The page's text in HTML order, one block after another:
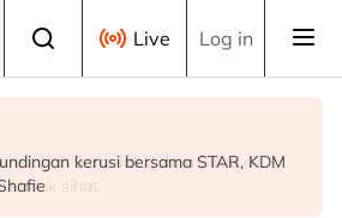
Live Log in
pada pangkal punca pokok tumbang
kerusi bersama STAR, KDM
di Sarawak, Johan Setia di
tidak sihat